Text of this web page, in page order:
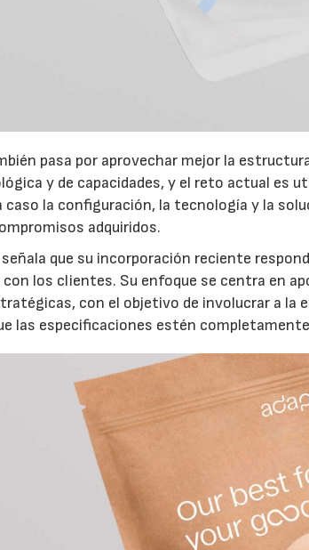
pasa por aprovechar mejor la
y de capacidades, y el reto actual es
caso la configuración, la tecnología y la
adquiridos.
que su incorporación reciente
los clientes. Su enfoque se centra en
con el objetivo de involucrar a la
las especificaciones estén